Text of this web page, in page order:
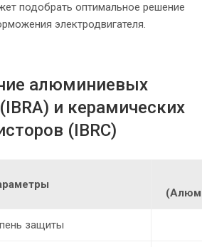
подобрать оптимальное решение
электродвигателя.
алюминиевых
и керамических
(IBRC)
защиты